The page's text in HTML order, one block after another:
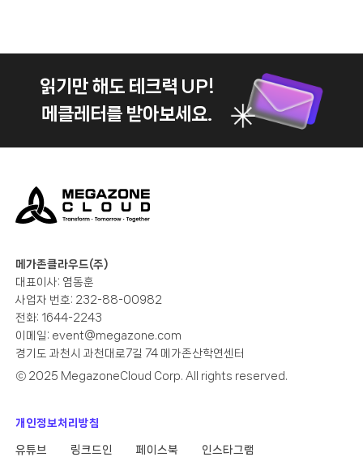
읽기만 해도 테크력 UP!
메클레터를 받아보세요.
메가존클라우드(주)
대표이사: 염동훈
사업자 번호: 232-88-00982
전화: 1644-2243
이메일: event@megazone.com
경기도 과천시 과천대로7길 74 메가존산학연센터
ⓒ 2025 MegazoneCloud Corp. All rights reserved.
개인정보처리방침
유튜브 링크드인 페이스북 인스타그램